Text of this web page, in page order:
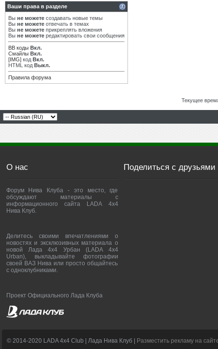
Ваши права в разделе
Вы не можете создавать новые темы
Вы не можете отвечать в темах
Вы не можете прикреплять вложения
Вы не можете редактировать свои сообщения
BB коды Вкл.
Смайлы Вкл.
[IMG] код Вкл.
HTML код Выкл.
Правила форума
Текущее
О нас
Форум Нива Клуба - это место, где
обсуждают материалы с
информационного сайта LADA 4x4
Нива Клуб.
Делитесь своими впечатлениями о
новостях и эксклюзивных материала о
новой Лада 4х4 Урбан (LADA 4x4
Urban), выкладывайте фотографии
своей ВАЗ Нива или просто общайтесь
с одноклубниками.
Проект Официального Лада Клуба
Поделиться с друзьями
© 2014-2020 LADA 4x4 Club | Лада Нива Клуб | Разместить рекламу на